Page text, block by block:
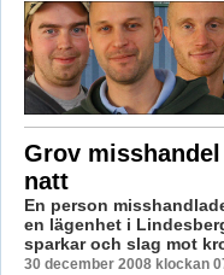
Grov
natt
En person
en lägenhet i
sparkar och slag mot
30 december 2008 klockan